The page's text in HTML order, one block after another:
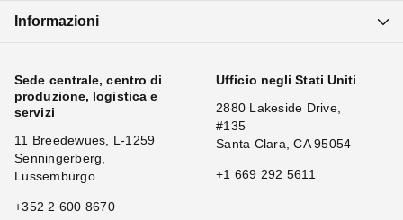
Informazioni
Sede centrale, centro di
produzione, logistica e
servizi
11 Breedewues, L-1259
Senningerberg,
Lussemburgo
+352 2 600 8670
Ufficio negli Stati Uniti
2880 Lakeside Drive,
#135
Santa Clara, CA 95054
+1 669 292 5611